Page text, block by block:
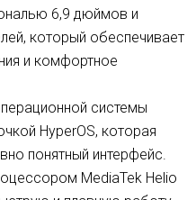
6,9 дюймов и
который обеспечивает
и комфортное
системы
HyperOS, которая
понятный интерфейс.
MediaTek Helio